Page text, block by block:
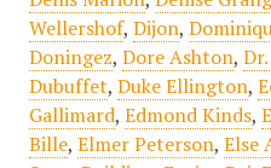
Wellershof, Dijon,
Doningez, Dore Ashton,
Dubuffet, Duke Ellington,
Gallimard, Edmond Kinds,
Bille, Elmer Peterson, Else